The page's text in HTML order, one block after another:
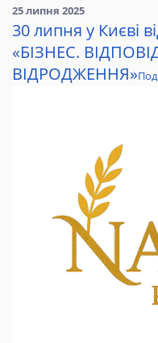
25 липня 2025
30 липня у Києві
«БІЗНЕС.
ВІДРОДЖЕННЯ»